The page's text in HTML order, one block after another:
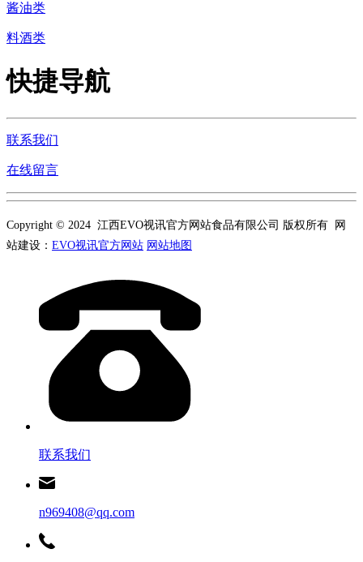
酱油类
料酒类
快捷导航
联系我们
在线留言
Copyright © 2024 江西EVO视讯官方网站食品有限公司 版权所有 网
站建设： EVO视讯官方网站 网站地图
联系我们
n969408@qq.com